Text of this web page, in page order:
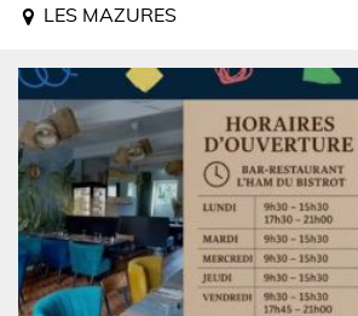
LES MAZURES